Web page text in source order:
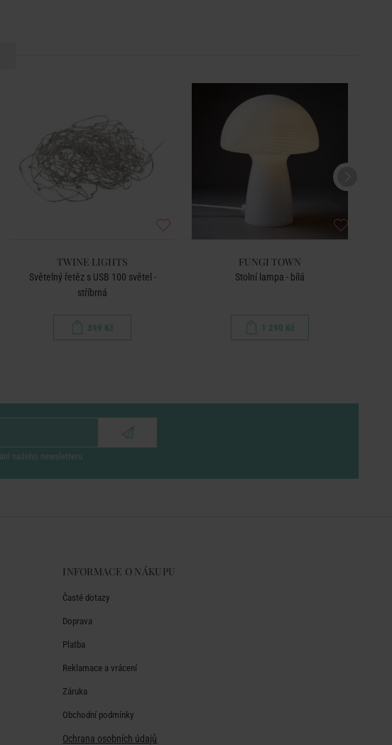
TWINE LIGHTS
Světelný řetěz s USB 100 světel -
stříbrná
399 Kč
FUNGI TOWN
Stolní lampa - bílá
1 290 Kč
našeho newsletteru
INFORMACE O NÁKUPU
Časté dotazy
Doprava
Platba
Reklamace a vrácení
Záruka
Obchodní podmínky
Ochrana osobních údajů